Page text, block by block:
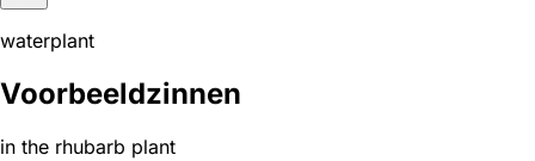
waterplant
Voorbeeldzinnen
in the rhubarb plant